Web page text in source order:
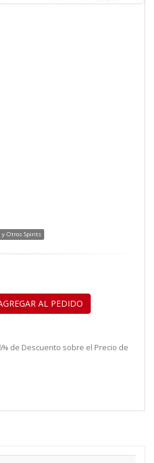
y Otros Spirits
AL PEDIDO
de Descuento sobre el Precio de